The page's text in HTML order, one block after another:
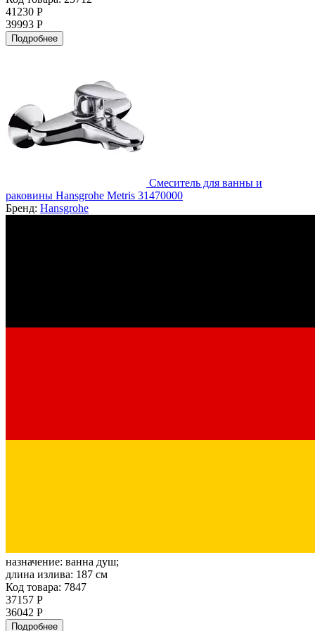
41230 Р
39993 Р
Подробнее
Смеситель для ванны и
раковины Hansgrohe Metris 31470000
Бренд: Hansgrohe
назначение: ванна душ;
длина излива: 187 см
Код товара: 7847
37157 Р
36042 Р
Подробнее